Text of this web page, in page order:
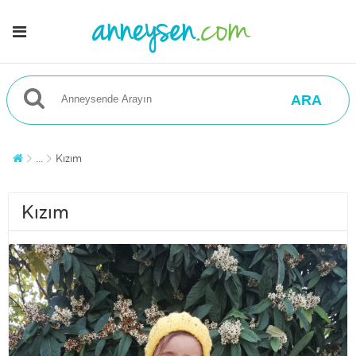
ARA
... Kızım
Kızım